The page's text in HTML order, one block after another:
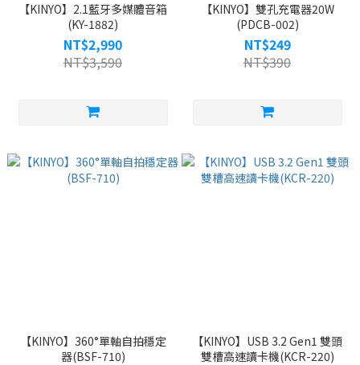
【KINYO】2.1藍牙多媒體音箱
(KY-1882)
NT$2,990
NT$3,590
【KINYO】雙孔充電器20W
(PDCB-002)
NT$249
NT$390
【KINYO】360°單軸自拍穩定
器(BSF-710)
【KINYO】USB 3.2 Gen1 雙頭
雙槽高速讀卡機(KCR-220)